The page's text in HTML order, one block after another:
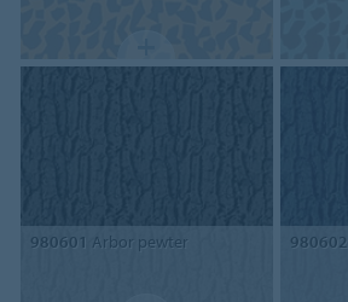
980601 Arbor pewter 980602